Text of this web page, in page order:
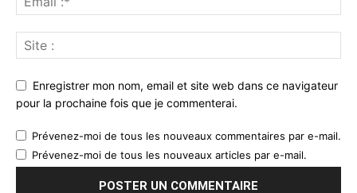
Enregistrer mon nom, email et site web dans ce navigateur
pour la prochaine fois que je commenterai.
Prévenez-moi de tous les nouveaux commentaires par e-mail.
Prévenez-moi de tous les nouveaux articles par e-mail.